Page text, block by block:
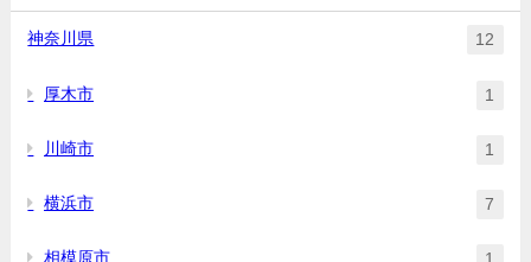
神奈川県 12
厚木市 1
川崎市 1
横浜市 7
相模原市 1